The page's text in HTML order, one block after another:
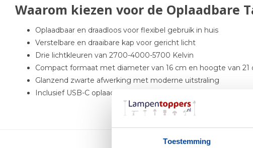
Toestemming
Waarom kiezen voor de Oplaadbare
Oplaadbaar en draadloos voor flexibel gebruik in huis
Verstelbare en draaibare kap voor gericht licht
Drie lichtkleuren van 2700-4000-5700 Kelvin
Compact formaat met diameter van 16 cm en hoogte van 21
Glanzend zwarte afwerking met moderne uitstraling
Inclusief USB-C oplaadkabel en snelle oplaadtijd